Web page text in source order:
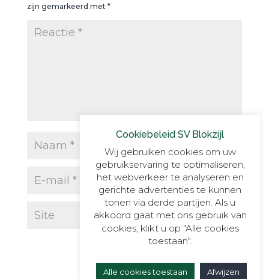
zijn gemarkeerd met *
Cookiebeleid SV Blokzijl
Wij gebruiken cookies om uw
gebruikservaring te optimaliseren,
het webverkeer te analyseren en
gerichte advertenties te kunnen
tonen via derde partijen. Als u
akkoord gaat met ons gebruik van
cookies, klikt u op "Alle cookies
toestaan".
Alle cookies toestaan Afwijzen